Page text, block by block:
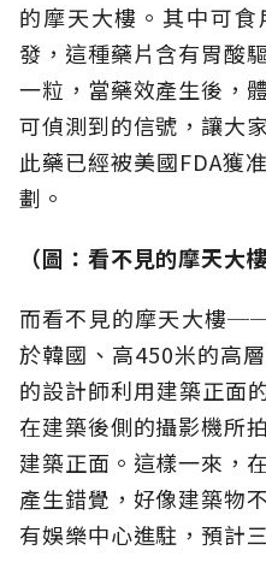
的摩天大樓。其中可
發，這種藥片含有胃酸
一粒，當藥效產生後，
可偵測到的信號，讓大
此藥已經被美國FDA獲
劃。
（圖：看不見的摩天大樓
而看不見的摩天大樓
於韓國、高450米的高
的設計師利用建築正面
在建築後側的攝影機所
建築正面。這樣一來，
產生錯覺，好像建築物
有娛樂中心進駐，預計